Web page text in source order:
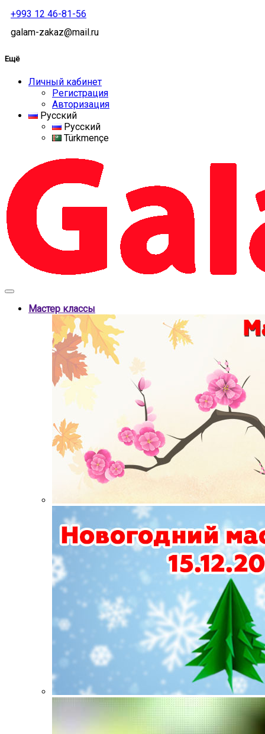
+993 12 46-81-56
galam-zakaz@mail.ru
Ещё
Личный кабинет
Регистрация
Авторизация
Русский
Русский
Türkmençe
Мастер классы